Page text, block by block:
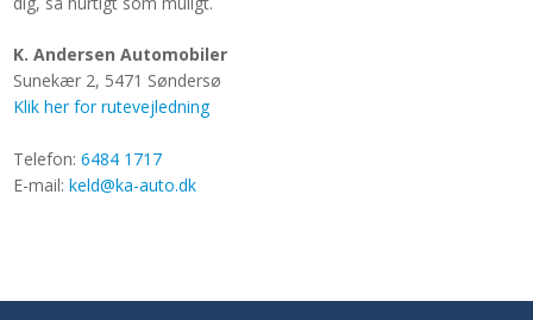
K. Andersen Automobiler
Sunekær 2​, 5471 Søndersø
Klik her for rutevejledning
​Telefon: 6484 1717
E-mail: keld@ka-auto.dk